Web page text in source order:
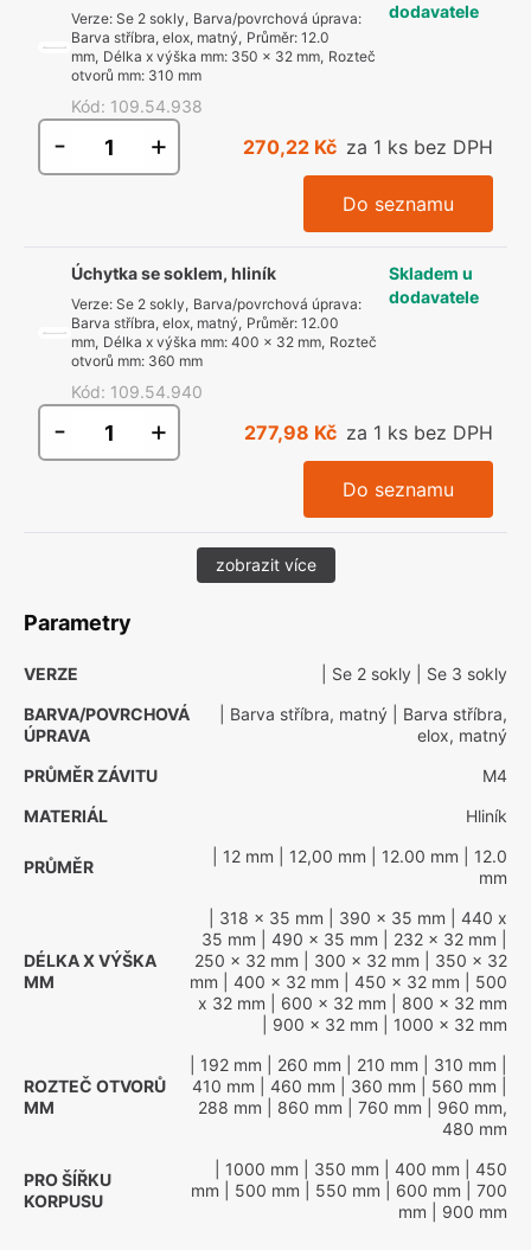
Verze: Se 2 sokly, Barva/povrchová úprava:
Barva stříbra, elox, matný, Průměr: 12.0
mm, Délka x výška mm: 350 x 32 mm, Rozteč
otvorů mm: 310 mm
Kód: 109.54.938
dodavatele
- + 270,22 Kč za 1 ks bez DPH
Do seznamu
Úchytka se soklem, hliník
Verze: Se 2 sokly, Barva/povrchová úprava:
Barva stříbra, elox, matný, Průměr: 12.00
mm, Délka x výška mm: 400 x 32 mm, Rozteč
otvorů mm: 360 mm
Kód: 109.54.940
Skladem u
dodavatele
- + 277,98 Kč za 1 ks bez DPH
Do seznamu
zobrazit více
Parametry
VERZE | Se 2 sokly | Se 3 sokly
BARVA/POVRCHOVÁ
ÚPRAVA
| Barva stříbra, matný | Barva stříbra,
elox, matný
PRŮMĚR ZÁVITU
M4
MATERIÁL
Hliník
PRŮMĚR
| 12 mm | 12,00 mm | 12.00 mm | 12.0
mm
DÉLKA X VÝŠKA
MM
| 318 x 35 mm | 390 x 35 mm | 440 x
35 mm | 490 x 35 mm | 232 x 32 mm
250 x 32 mm | 300 x 32 mm | 350 x 32
mm | 400 x 32 mm | 450 x 32 mm | 500
x 32 mm | 600 x 32 mm | 800 x 32 mm
| 900 x 32 mm | 1000 x 32 mm
ROZTEČ OTVORŮ
MM
| 192 mm | 260 mm | 210 mm | 310 mm
410 mm | 460 mm | 360 mm | 560 mm
288 mm | 860 mm | 760 mm | 960 mm,
480 mm
PRO ŠÍŘKU
KORPUSU
| 1000 mm | 350 mm | 400 mm | 450
mm | 500 mm | 550 mm | 600 mm | 700
mm | 900 mm